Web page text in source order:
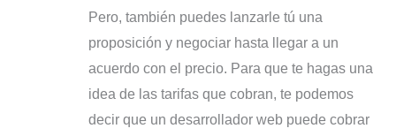
Pero, también puedes lanzarle tú una
proposición y negociar hasta llegar a un
acuerdo con el precio. Para que te hagas una
idea de las tarifas que cobran, te podemos
decir que un desarrollador web puede cobrar